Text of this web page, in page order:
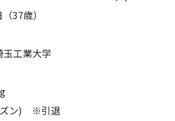
37歳）
工業大学
ズン) ※引退